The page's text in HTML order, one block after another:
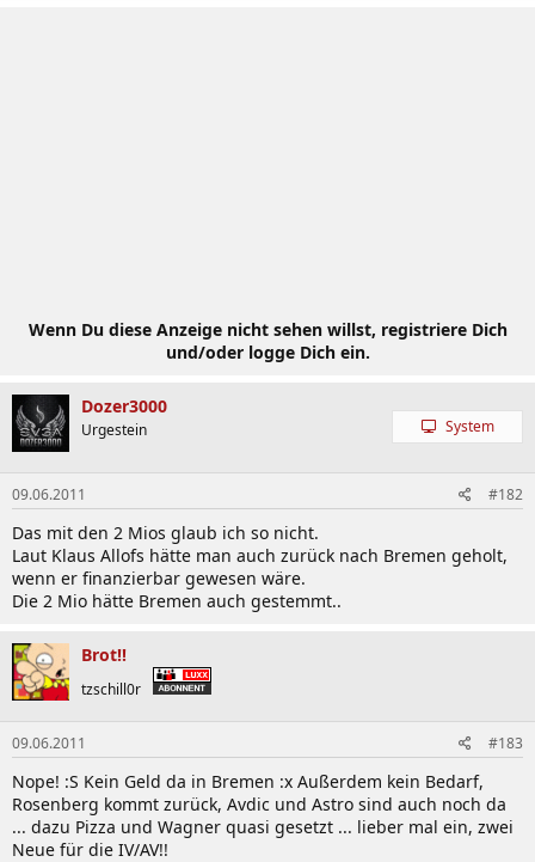
Wenn Du diese Anzeige nicht sehen willst, registriere Dich
und/oder logge Dich ein.
Dozer3000
Urgestein System
09.06.2011 #182
Das mit den 2 Mios glaub ich so nicht.
Laut Klaus Allofs hätte man auch zurück nach Bremen geholt,
wenn er finanzierbar gewesen wäre.
Die 2 Mio hätte Bremen auch gestemmt..
Brot!!
tzschill0r
09.06.2011 #183
Nope! :S Kein Geld da in Bremen :x Außerdem kein Bedarf,
Rosenberg kommt zurück, Avdic und Astro sind auch noch da
... dazu Pizza und Wagner quasi gesetzt ... lieber mal ein, zwei
Neue für die IV/AV!!